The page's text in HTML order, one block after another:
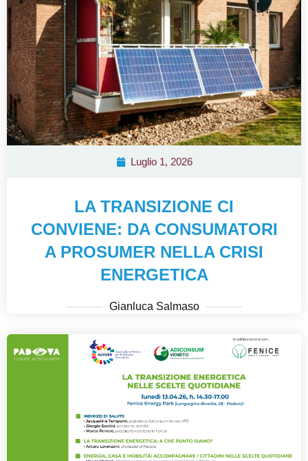
Luglio 1, 2026
LA TRANSIZIONE CI
CONVIENE: DA CONSUMATORI
A PROSUMER NELLA CRISI
ENERGETICA
Gianluca Salmaso